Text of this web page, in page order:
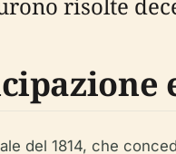
del 1814, che